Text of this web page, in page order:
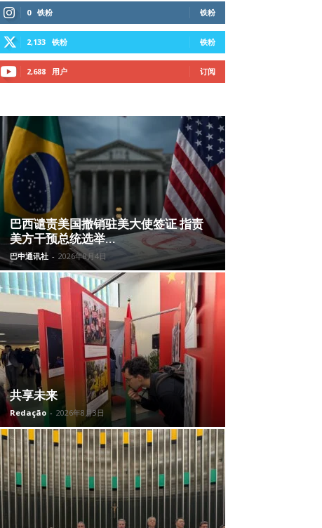
0 铁粉 铁粉
2,133 铁粉 铁粉
2,688 用户 订阅
巴西谴责美国撤销驻美大使签证 指责
美方干预总统选举...
巴中通讯社 - 2026年8月4日
共享未来
Redação - 2026年8月3日